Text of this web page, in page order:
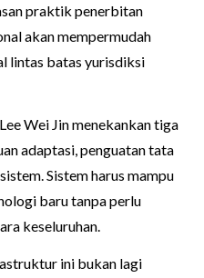
praktik penerbitan
akan mempermudah
lintas batas yurisdiksi
Wei Jin menekankan tiga
adaptasi, penguatan tata
Sistem harus mampu
baru tanpa perlu
keseluruhan.
ini bukan lagi